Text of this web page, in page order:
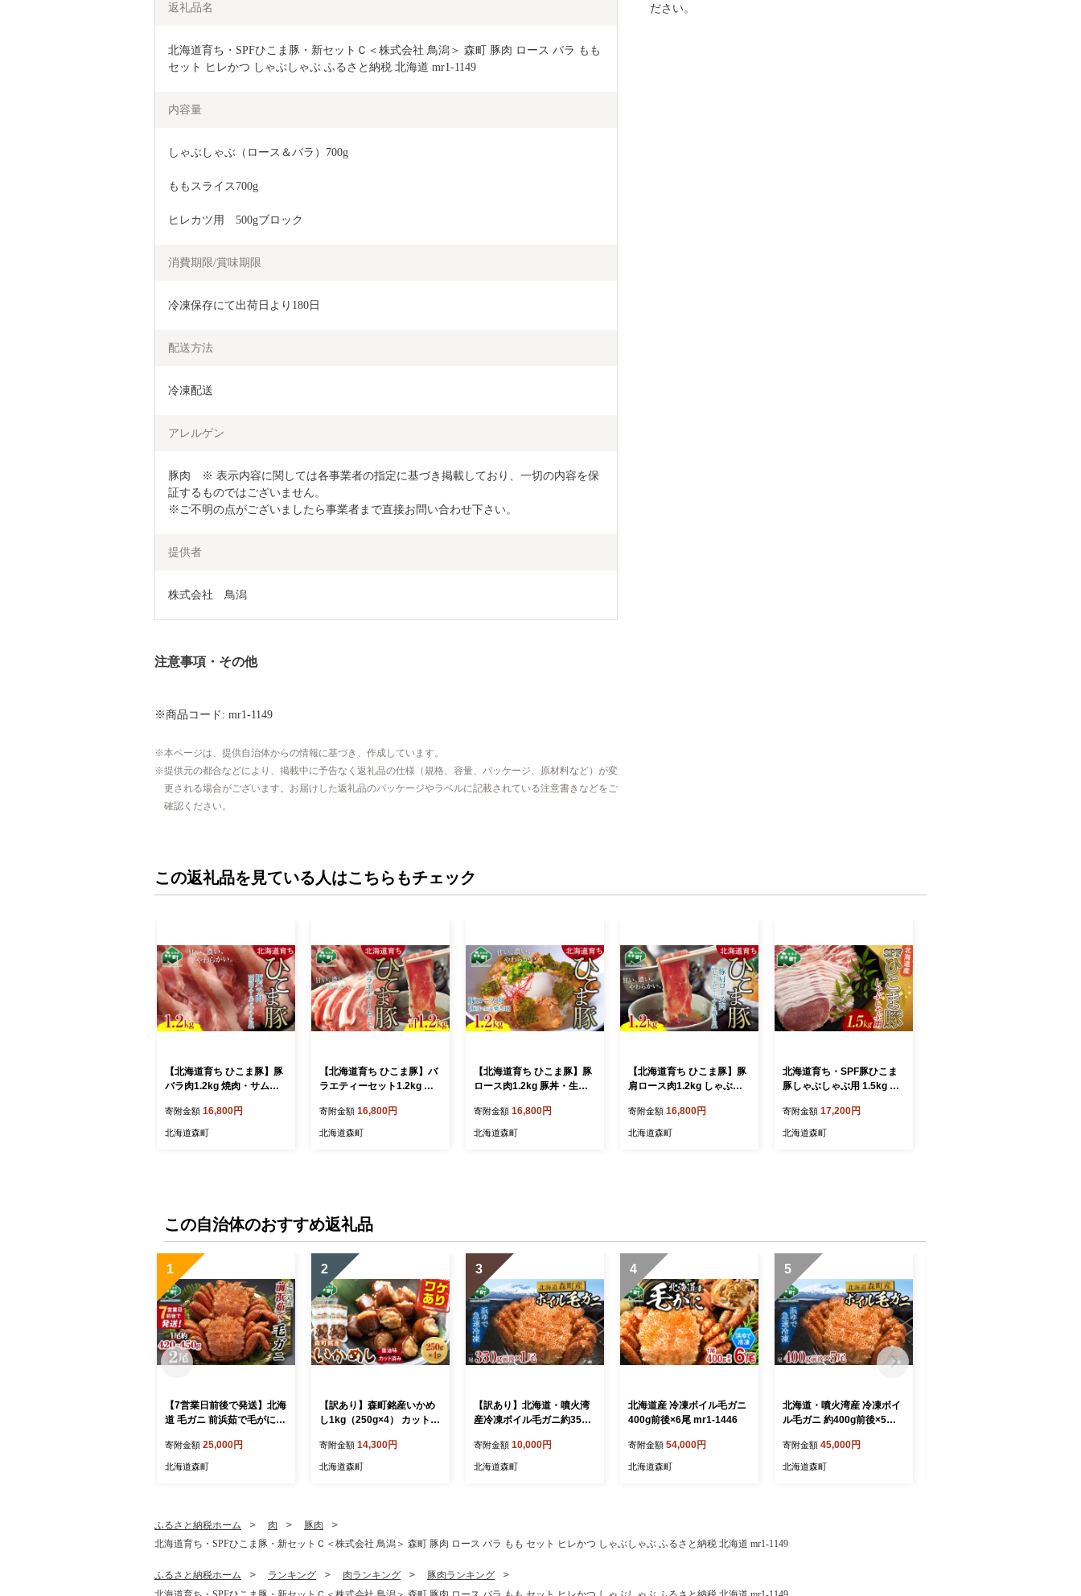
返礼品名
北海道育ち・SPFひこま豚・新セットＣ＜株式会社 鳥潟＞ 森町 豚肉 ロース バラ もも
セット ヒレかつ しゃぶしゃぶ ふるさと納税 北海道 mr1-1149
内容量
しゃぶしゃぶ（ロース＆バラ）700g
ももスライス700g
ヒレカツ用　500gブロック
消費期限/賞味期限
冷凍保存にて出荷日より180日
配送方法
冷凍配送
アレルゲン
豚肉　※ 表示内容に関しては各事業者の指定に基づき掲載しており、一切の内容を保
証するものではございません。
※ご不明の点がございましたら事業者まで直接お問い合わせ下さい。
提供者
株式会社　鳥潟
注意事項・その他
※商品コード: mr1-1149
本ページは、提供自治体からの情報に基づき、作成しています。
提供元の都合などにより、掲載中に予告なく返礼品の仕様（規格、容量、パッケージ、原材料など）が変
更される場合がございます。お届けした返礼品のパッケージやラベルに記載されている注意書きなどをご
確認ください。
ださい。
この返礼品を見ている人はこちらもチェック
【北海道育ち ひこま豚】豚
バラ肉1.2kg 焼肉・サムギ
＞ 森町 豚肉 焼肉 バラ肉 北
海道産 ふるさと納税 北海道
寄附金額 16,800円
北海道森町
【北海道育ち ひこま豚】バ
ラエティーセット1.2kg 焼
ど ＜酒仙合縁 百将＞ 森町
豚肉 とんかつ すき焼き 焼
寄附金額 16,800円
北海道森町
【北海道育ち ひこま豚】豚
ロース肉1.2kg 豚丼・生姜
森町 豚肉 豚丼 生姜焼き 北
海道産 ふるさと納税 北海道
寄附金額 16,800円
北海道森町
【北海道育ち ひこま豚】豚
肩ロース肉1.2kg しゃぶし
縁 百将＞ 森町 しゃぶしゃ
ぶ すき焼き 北海道産 ふる
寄附金額 16,800円
北海道森町
北海道育ち・SPF豚ひこま
豚しゃぶしゃぶ用 1.5kg mr
寄附金額 17,200円
北海道森町
この自治体のおすすめ返礼品
1
【7営業日前後で発送】北海
道 毛ガニ 前浜茹で毛がに
ニ 蟹 ガニ がに 森町 毛蟹 毛
かに 毛がに 毛カニ 毛ガニ
寄附金額 25,000円
北海道森町
2
【訳あり】森町銘産いかめ
し1kg（250g×4） カット済
ハシ》 森町 いかめし 烏賊
めし イカ飯 惣菜 いか イカ
寄附金額 14,300円
北海道森町
3
【訳あり】北海道・噴火湾
産冷凍ボイル毛ガニ約350g
会社 瑞宝＞ かに カニ 蟹
ガニ がに 森町 ふるさと納
寄附金額 10,000円
北海道森町
4
北海道産 冷凍ボイル毛ガニ
400g前後×6尾 mr1-1446
寄附金額 54,000円
北海道森町
5
北海道・噴火湾産 冷凍ボイ
ル毛ガニ 約400g前後×5尾
寄附金額 45,000円
北海道森町
ふるさと納税ホーム 肉
豚肉
北海道育ち・SPFひこま豚・新セットＣ＜株式会社 鳥潟＞ 森町 豚肉 ロース バラ もも セット ヒレかつ しゃぶしゃぶ ふるさと納税 北海道 mr1-1149
ふるさと納税ホーム ランキング 肉ランキング
豚肉ランキング